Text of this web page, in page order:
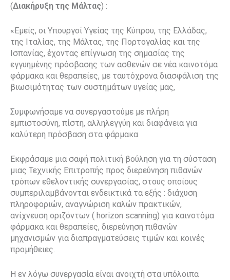
(Διακήρυξη της Μάλτας) :
«Εμείς, οι Υπουργοί Υγείας της Κύπρου, της Ελλάδας,
της Ιταλίας, της Μάλτας, της Πορτογαλίας και της
Ισπανίας, έχοντας επίγνωση της σημασίας της
εγγυημένης πρόσβασης των ασθενών σε νέα καινοτόμα
φάρμακα και θεραπείες, με ταυτόχρονα διασφάλιση της
βιωσιμότητας των συστημάτων υγείας μας,
Συμφωνήσαμε να συνεργαστούμε με πλήρη
εμπιστοσύνη, πίστη, αλληλεγγύη και διαφάνεια για
καλύτερη πρόσβαση στα φάρμακα
Εκφράσαμε μια σαφή πολιτική βούληση για τη σύσταση
μιας Τεχνικής Επιτροπής προς διερεύνηση πιθανών
τρόπων εθελοντικής συνεργασίας, στους οποίους
συμπεριλαμβάνονται ενδεικτικά τα εξής : διάχυση
πληροφοριών, αναγνώριση καλών πρακτικών,
ανίχνευση οριζόντων ( horizon scanning) για καινοτόμα
φάρμακα και θεραπείες, διερεύνηση πιθανών
μηχανισμών για διαπραγματεύσεις τιμών και κοινές
προμήθειες.
Η εν λόγω συνεργασία είναι ανοιχτή στα υπόλοιπα